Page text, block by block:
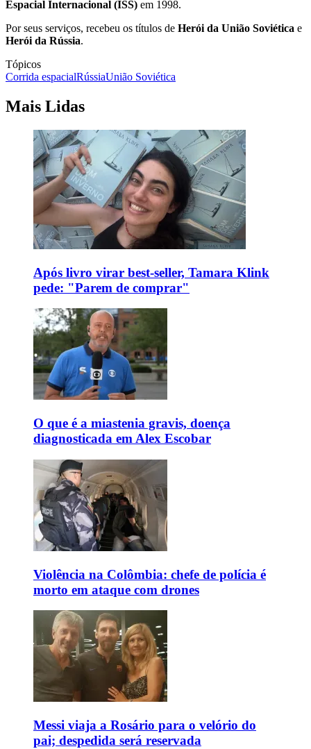
Espacial Internacional (ISS) em 1998.
Por seus serviços, recebeu os títulos de Herói da União Soviética e
Herói da Rússia.
Tópicos
Corrida espacialRússiaUnião Soviética
Mais Lidas
Após livro virar best-seller, Tamara Klink
pede: "Parem de comprar"
O que é a miastenia gravis, doença
diagnosticada em Alex Escobar
Violência na Colômbia: chefe de polícia é
morto em ataque com drones
Messi viaja a Rosário para o velório do
pai; despedida será reservada